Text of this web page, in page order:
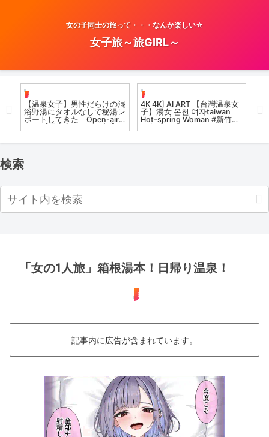
女の子同士の旅って・・・なんか楽しい☆
女子旅～旅GIRL～
足
お風呂女子こての
【温泉女子】男性だらけの混
浴野湯にタオルなしで秘湯レ
ポートしてきた Open-air
温泉女子
4K 4K] AI ART 【台灣温泉女
子】湯女 온천 여자taiwan
Hot-spring Woman #新竹尖
【
「
検索
「女の1人旅」箱根湯本！日帰り温泉！
日帰り
記事内に広告が含まれています。